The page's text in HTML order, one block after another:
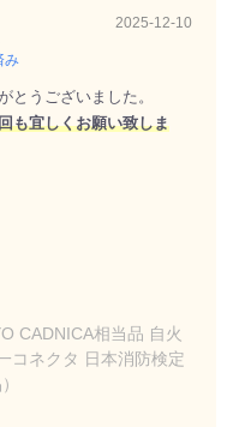
み
2025-12-10
とうございました。
も宜しくお願い致しま
CADNICA相当品 自火
コネクタ 日本消防検定